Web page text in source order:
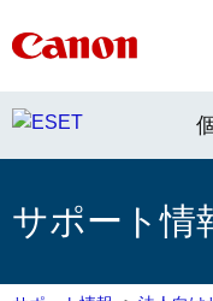
サポート情